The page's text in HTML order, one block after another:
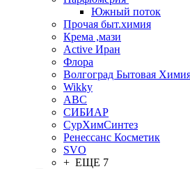
Южный поток
Прочая быт.химия
Крема ,мази
Аctive Иран
Флора
Волгоград Бытовая
Wikky
АВС
СИБИАР
СурХимСинтез
Ренессанс Косметик
SVO
+ ЕЩЕ 7